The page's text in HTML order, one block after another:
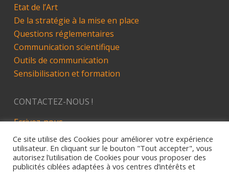
Etat de l’Art
De la stratégie à la mise en place
Questions réglementaires
Communication scientifique
Outils de communication
Sensibilisation et formation
CONTACTEZ-NOUS !
Ecrivez-nous
LinkedIn
Ce site utilise des Cookies pour améliorer votre expérience
utilisateur. En cliquant sur le bouton "Tout accepter", vous
autorisez l’utilisation de Cookies pour vous proposer des
publicités ciblées adaptées à vos centres d’intérêts et